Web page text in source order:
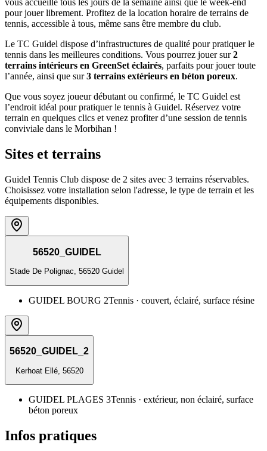
vous accueille tous les jours de la semaine ainsi que le week-end
pour jouer librement. Profitez de la location horaire de terrains de
tennis, accessible à tous, même sans être membre du club.
Le TC Guidel dispose d’infrastructures de qualité pour pratiquer le
tennis dans les meilleures conditions. Vous pourrez jouer sur2
terrains intérieurs en GreenSet éclairés, parfaits pour jouer toute
l’année, ainsi que sur3 terrains extérieurs en béton poreux.
Que vous soyez joueur débutant ou confirmé, le TC Guidel est
l’endroit idéal pour pratiquer le tennis à Guidel. Réservez votre
terrain en quelques clics et venez profiter d’une session de tennis
conviviale dans le Morbihan !
Sites et terrains
Guidel Tennis Club dispose de 2 sites avec 3 terrains réservables.
Choisissez votre installation selon l'adresse, le type de terrain et les
équipements disponibles.
56520_GUIDEL
Stade De Polignac, 56520 Guidel
GUIDEL BOURG 2Tennis · couvert, éclairé, surface résine
56520_GUIDEL_2
Kerhoat Ellé, 56520
GUIDEL PLAGES 3Tennis · extérieur, non éclairé, surface
béton poreux
Infos pratiques